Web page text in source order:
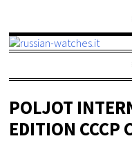
POLJOT
EDITION CCCP